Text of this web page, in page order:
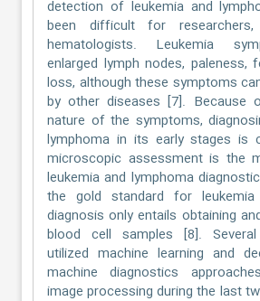
detection of leukemia and
been difficult for researchers,
hematologists. Leukemia
enlarged lymph nodes, paleness,
loss, although these symptoms
by other diseases [7]. Because
nature of the symptoms,
lymphoma in its early stages is
microscopic assessment is the
leukemia and lymphoma
the gold standard for leukemia
diagnosis only entails obtaining
blood cell samples [8].
utilized machine learning and
machine diagnostics
image processing during the last